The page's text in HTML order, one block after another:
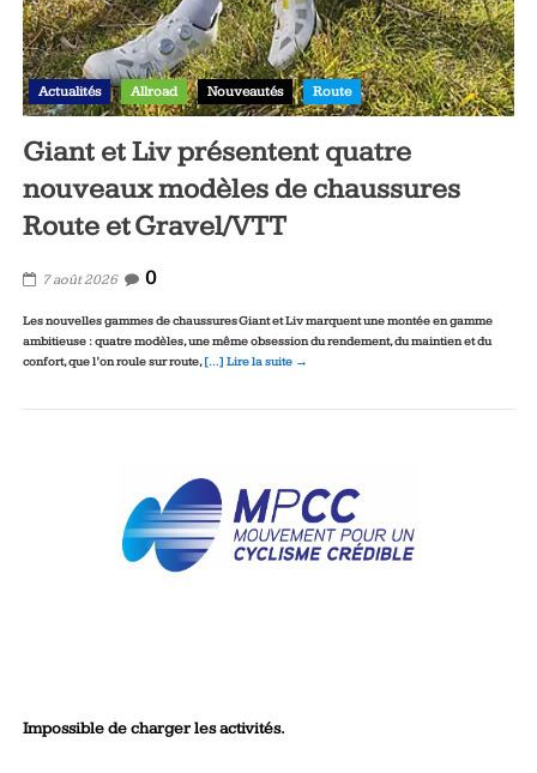
Actualités Allroad Nouveautés Route
Giant et Liv présentent quatre
nouveaux modèles de chaussures
Route et Gravel/VTT
7 août 2026 0
Les nouvelles gammes de chaussures Giant et Liv marquent une montée en gamme
ambitieuse : quatre modèles, une même obsession du rendement, du maintien et du
confort, que l’on roule sur route,[…] Lire la suite →
Impossible de charger les activités.